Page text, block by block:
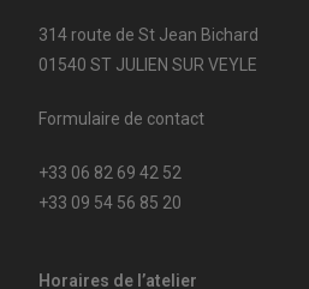
314 route de St Jean Bichard
01540 ST JULIEN SUR VEYLE
Formulaire de contact
+33 06 82 69 42 52
+33 09 54 56 85 20
Horaires de l’atelier